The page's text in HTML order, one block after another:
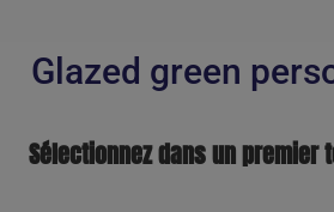
Glazed green
Sélectionnez dans un premier